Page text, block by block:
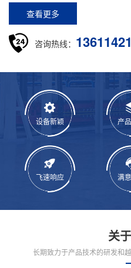
查看更多
咨询热线：
设备新颖 产
飞速响应 满
关
长期致力于产品技术的研发和